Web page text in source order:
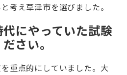
考え草津市を選びました。
にやっていた試験
さい。
重点的にしていました。大